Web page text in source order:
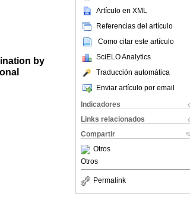
Artículo en XML
Referencias del artículo
Como citar este artículo
SciELO Analytics
Traducción automática
Enviar artículo por email
Indicadores
Links relacionados
Compartir
Otros
Otros
Permalink
by